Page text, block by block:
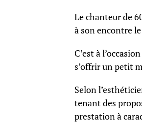
Le chanteur de
à son encontre
C’est à
s’offrir un petit
Selon
tenant des
prestation à